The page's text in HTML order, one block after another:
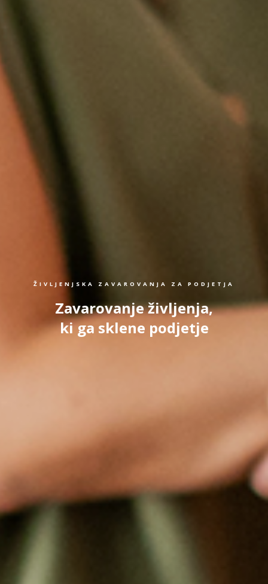
ŽIVLJENJSKA ZAVAROVANJA ZA PODJETJA
Zavarovanje življenja,
ki ga sklene podjetje